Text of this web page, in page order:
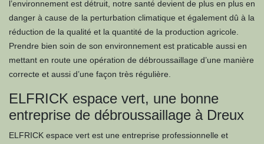
l’environnement est détruit, notre santé devient de plus en plus en
danger à cause de la perturbation climatique et également dû à la
réduction de la qualité et la quantité de la production agricole.
Prendre bien soin de son environnement est praticable aussi en
mettant en route une opération de débroussaillage d’une manière
correcte et aussi d’une façon très régulière.
ELFRICK espace vert, une bonne
entreprise de débroussaillage à Dreux
ELFRICK espace vert est une entreprise professionnelle et